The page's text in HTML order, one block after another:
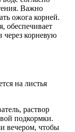
Важно
ожога корней.
обеспечивает
через корневую
на листья
раствор
подкормки.
вечером, чтобы